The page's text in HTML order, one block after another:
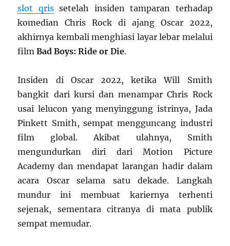
slot qrissetelah insiden tamparan terhadap
komedian Chris Rock di ajang Oscar 2022,
akhirnya kembali menghiasi layar lebar melalui
filmBad Boys: Ride or Die.
Insiden di Oscar 2022, ketika Will Smith
bangkit dari kursi dan menampar Chris Rock
usai lelucon yang menyinggung istrinya, Jada
Pinkett Smith, sempat mengguncang industri
film global. Akibat ulahnya, Smith
mengundurkan diri dari Motion Picture
Academy dan mendapat larangan hadir dalam
acara Oscar selama satu dekade. Langkah
mundur ini membuat kariernya terhenti
sejenak, sementara citranya di mata publik
sempat memudar.